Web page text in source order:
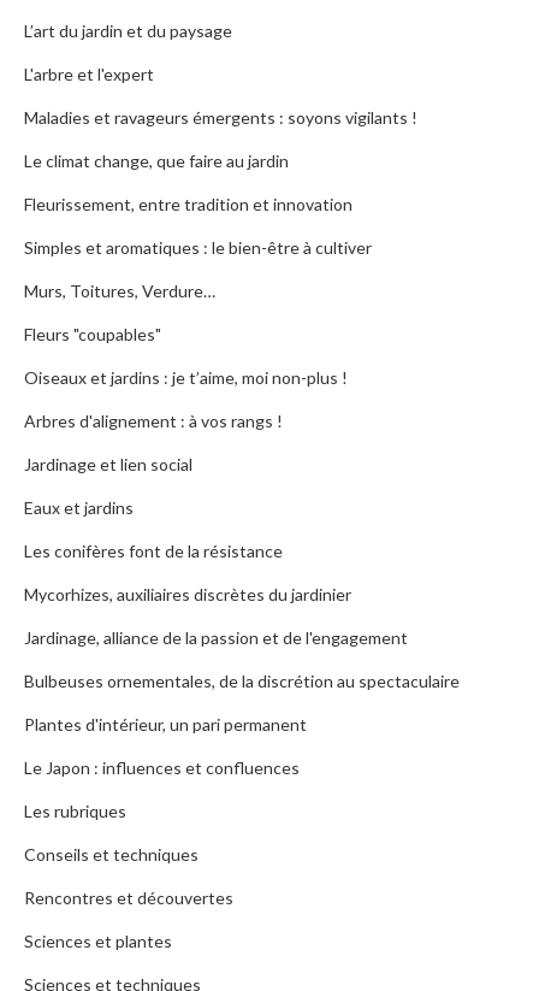
L’art du jardin et du paysage
L'arbre et l'expert
Maladies et ravageurs émergents : soyons vigilants !
Le climat change, que faire au jardin
Fleurissement, entre tradition et innovation
Simples et aromatiques : le bien-être à cultiver
Murs, Toitures, Verdure…
Fleurs "coupables"
Oiseaux et jardins : je t’aime, moi non-plus !
Arbres d'alignement : à vos rangs !
Jardinage et lien social
Eaux et jardins
Les conifères font de la résistance
Mycorhizes, auxiliaires discrètes du jardinier
Jardinage, alliance de la passion et de l'engagement
Bulbeuses ornementales, de la discrétion au spectaculaire
Plantes d'intérieur, un pari permanent
Le Japon : influences et confluences
Les rubriques
Conseils et techniques
Rencontres et découvertes
Sciences et plantes
Sciences et techniques